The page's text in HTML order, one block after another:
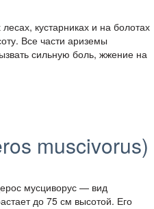
кустарниках и на болотах
Все части ариземы
сильную боль, жжение на
muscivorus)
мусциворус — вид
до 75 см высотой. Его